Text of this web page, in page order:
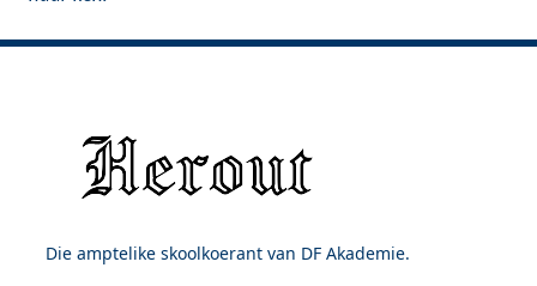
Die amptelike skoolkoerant van DF Akademie.